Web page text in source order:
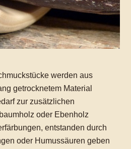
werden aus
getrocknetem Material
zur zusätzlichen
oder Ebenholz
entstanden durch
oder Humussäuren geben